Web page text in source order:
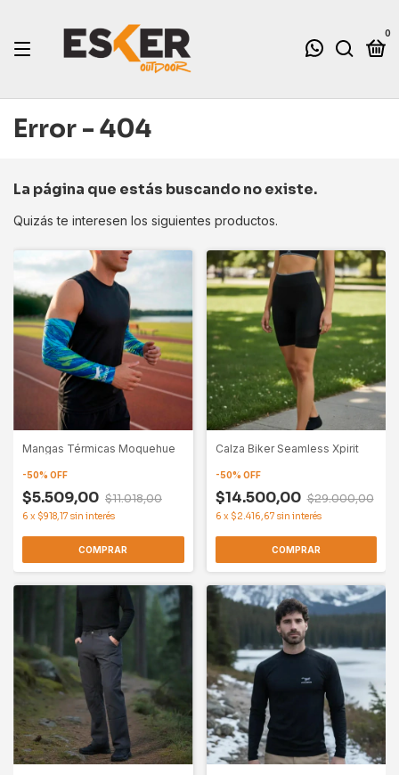
0
Error - 404
La página que estás buscando no existe.
Quizás te interesen los siguientes productos.
Mangas Térmicas Moquehue
-50% OFF
$5.509,00 $11.018,00
6 x $918,17 sin interés
COMPRAR
Calza Biker Seamless Xpirit
-50% OFF
$14.500,00 $29.000,00
6 x $2.416,67 sin interés
COMPRAR